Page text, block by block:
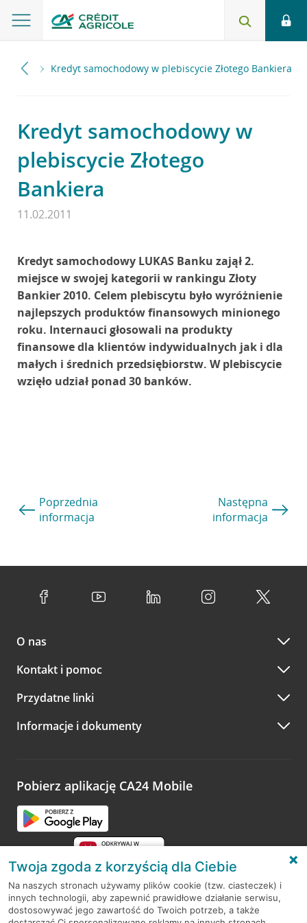
2011 Kredyt samochodowy w plebiscycie Złotego Bankiera
Kredyt samochodowy w
plebiscycie Złotego
Bankiera
11.02.2011
Kredyt samochodowy LUKAS Banku zajął 2.
miejsce w swojej kategorii w rankingu Złoty
Bankier 2010. Celem plebiscytu było wyróżnienie
najlepszych produktów finansowych minionego
roku. Internauci głosowali na produkty
finansowe dla klientów indywidualnych jak i dla
małych i średnich przedsiębiorstw. W plebiscycie
wzięło udział ponad 30 banków.
Poprzednia
informacja
Następna
informacja
O nas
Kontakt i pomoc
Przydatne linki
Informacje i dokumenty
Pobierz aplikację CA24 Mobile
RODO
Twoja zgoda z korzyścią dla Ciebie
Na naszych stronach używamy plików cookie (tzw. ciasteczek) i
innych technologii, aby zapewnić prawidłowe działanie serwisu,
dostosowywać jego zawartość do Twoich potrzeb, a także